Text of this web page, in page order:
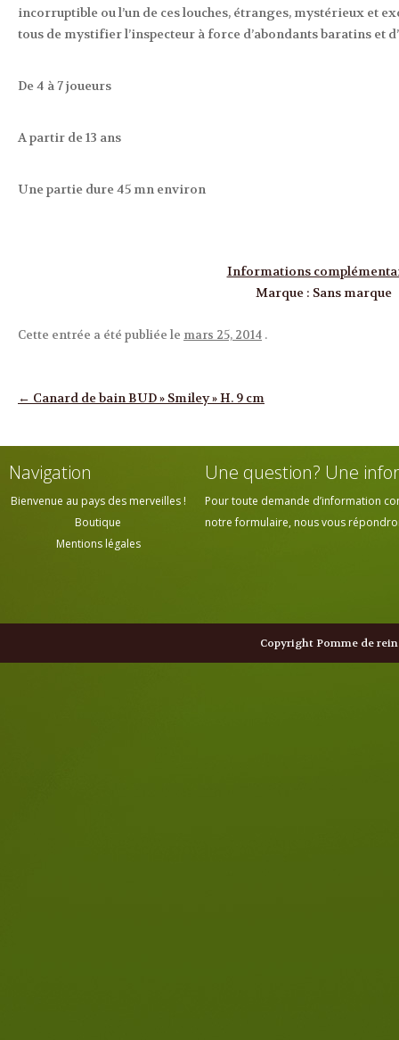
incorruptible ou l’un de ces louches, étranges, mystérieux et
tous de mystifier l’inspecteur à force d’abondants baratins et
De 4 à 7 joueurs
A partir de 13 ans
Une partie dure 45 mn environ
Informations
Marque : Sans marque
Cette entrée a été publiée le mars 25, 2014 .
Navigation des articles
← Canard de bain BUD » Smiley » H. 9 cm
Navigation
Bienvenue au pays des merveilles !
Boutique
Mentions légales
Une question? Une
Pour toute demande d’information
notre formulaire, nous vous
Copyright Pomme de